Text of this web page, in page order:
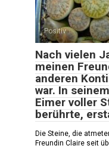
Positiv
Nach vielen
meinen
anderen
war. In
Eimer voller
berührte,
Die Steine, die
Freundin Claire seit